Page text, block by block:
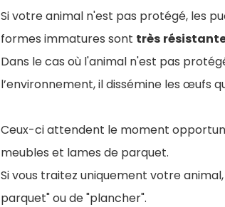
Si votre animal n'est pas protégé, les
formes immatures sont très
Dans le cas où l'animal n'est pas
l’environnement, il dissémine les œufs
Ceux-ci attendent le moment
meubles et lames de parquet.
Si vous traitez uniquement votre
parquet" ou de "plancher".